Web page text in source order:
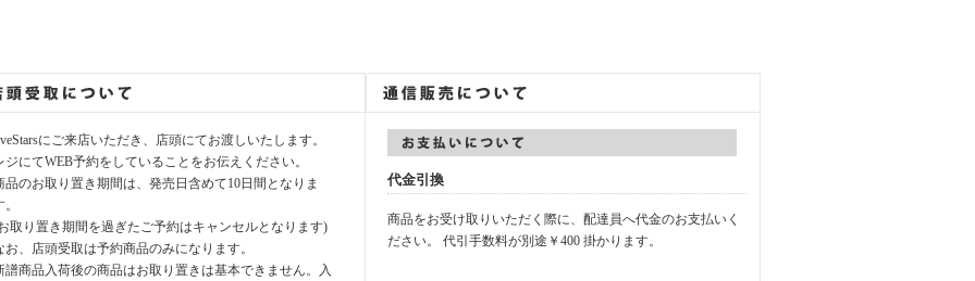
にご来店いただき、店頭にてお渡しいたします。
ジにてWEB予約をしていることをお伝えください。
品のお取り置き期間は、発売日含めて10日間となりま
取り置き期間を過ぎたご予約はキャンセルとなります)
お、店頭受取は予約商品のみになります。
譜商品入荷後の商品はお取り置きは基本できません。入
代金引換
商品をお受け取りいただく際に、配達員へ代金のお支払いく
ださい。 代引手数料が別途￥400 掛かります。